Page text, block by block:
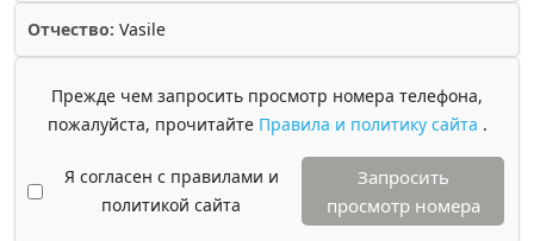
Отчество: Vasile
Прежде чем запросить просмотр номера телефона,
пожалуйста, прочитайте Правила и политику сайта .
Я согласен с правилами и
политикой сайта
Запросить
просмотр номера